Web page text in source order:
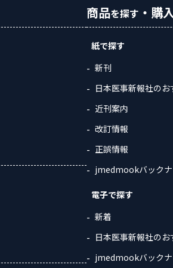
商品を探す ・購
紙で探す
新刊
日本医事新報社の
近刊案内
改訂情報
正誤情報
jmedmookバック
電子で探す
新着
日本医事新報社の
jmedmookバック